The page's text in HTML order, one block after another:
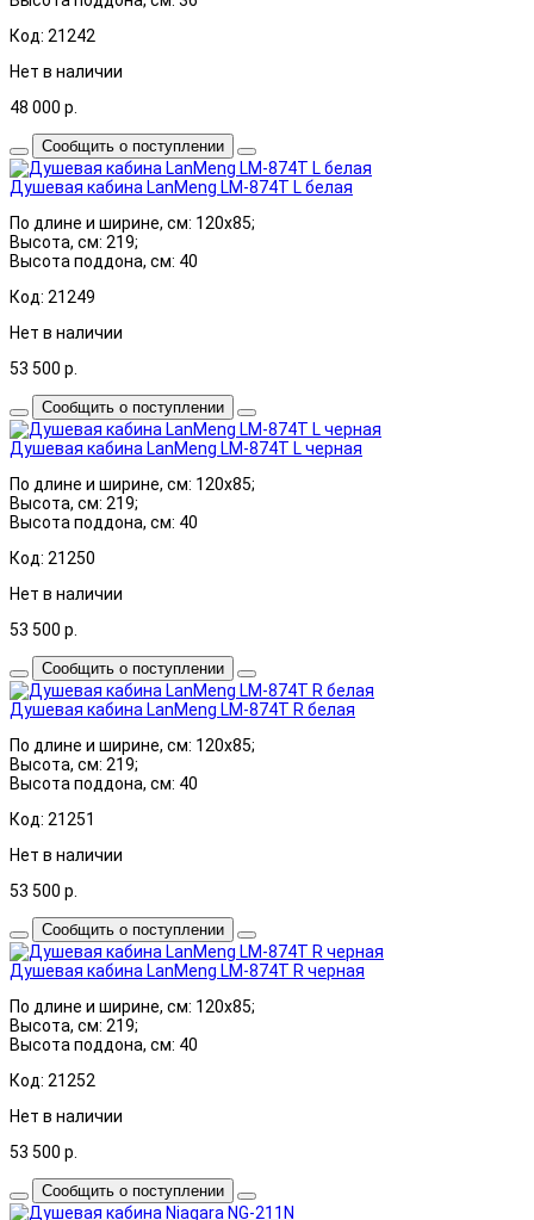
Код: 21242
Нет в наличии
48 000 р.
Сообщить о поступлении
Душевая кабина LanMeng LM-874T L белая
По длине и ширине, см: 120x85;
Высота, см: 219;
Высота поддона, см: 40
Код: 21249
Нет в наличии
53 500 р.
Сообщить о поступлении
Душевая кабина LanMeng LM-874T L черная
По длине и ширине, см: 120x85;
Высота, см: 219;
Высота поддона, см: 40
Код: 21250
Нет в наличии
53 500 р.
Сообщить о поступлении
Душевая кабина LanMeng LM-874T R белая
По длине и ширине, см: 120x85;
Высота, см: 219;
Высота поддона, см: 40
Код: 21251
Нет в наличии
53 500 р.
Сообщить о поступлении
Душевая кабина LanMeng LM-874T R черная
По длине и ширине, см: 120x85;
Высота, см: 219;
Высота поддона, см: 40
Код: 21252
Нет в наличии
53 500 р.
Сообщить о поступлении